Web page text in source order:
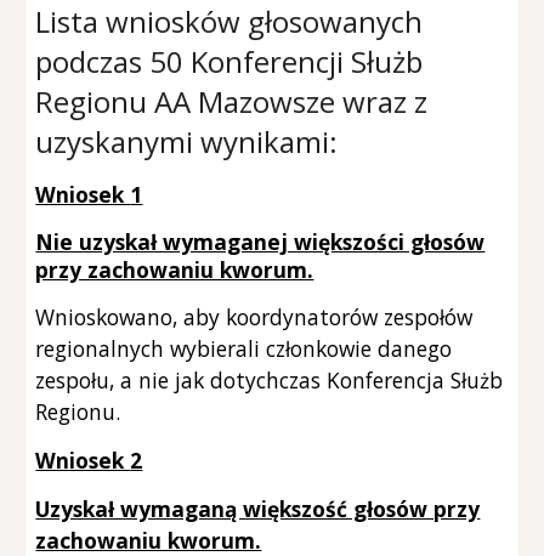
Lista wniosków głosowanych
podczas 50 Konferencji Służb
Regionu AA Mazowsze wraz z
uzyskanymi wynikami:
Wniosek 1
Nie uzyskał wymaganej większości głosów
przy zachowaniu kworum.
Wnioskowano, aby koordynatorów zespołów
regionalnych wybierali członkowie danego
zespołu, a nie jak dotychczas Konferencja Służb
Regionu.
Wniosek 2
Uzyskał wymaganą większość głosów przy
zachowaniu kworum.